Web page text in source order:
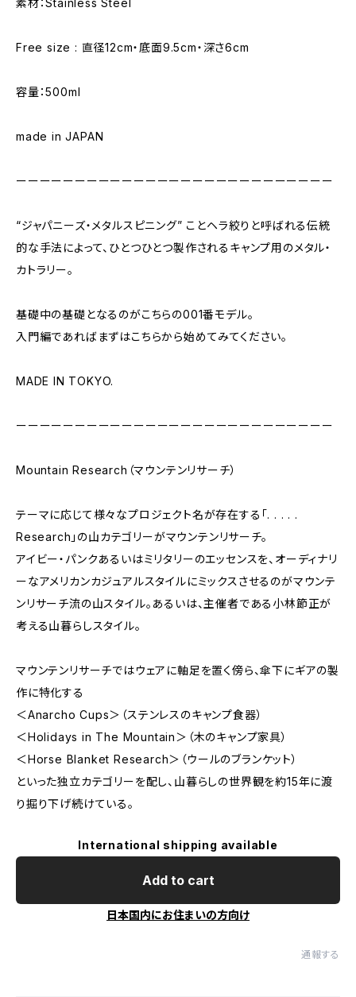
素材：Stainless Steel
Free size : 直径12cm・底面9.5cm・深さ6cm
容量：500ml
made in JAPAN
ーーーーーーーーーーーーーーーーーーーーーーーーーーー
“ジャパニーズ・メタルスピニング” ことヘラ絞りと呼ばれる伝統
的な手法によって、ひとつひとつ製作されるキャンプ用のメタル・
カトラリー。
基礎中の基礎となるのがこちらの001番モデル。
入門編であればまずはこちらから始めてみてください。
MADE IN TOKYO.
ーーーーーーーーーーーーーーーーーーーーーーーーーーー
Mountain Research（マウンテンリサーチ）
テーマに応じて様々なプロジェクト名が存在する「. . . . .
Research」の山カテゴリーがマウンテンリサーチ。
アイビー・パンクあるいはミリタリーのエッセンスを、オーディナリ
ーなアメリカンカジュアルスタイルにミックスさせるのがマウンテ
ンリサーチ流の山スタイル。あるいは、主催者である小林節正が
考える山暮らしスタイル。
マウンテンリサーチではウェアに軸足を置く傍ら、傘下にギアの製
作に特化する
＜Anarcho Cups＞（ステンレスのキャンプ食器）
＜Holidays in The Mountain＞（木のキャンプ家具）
＜Horse Blanket Research＞（ウールのブランケット）
といった独立カテゴリーを配し、山暮らしの世界観を約15年に渡
り掘り下げ続けている。
International shipping available
Add to cart
日本国内にお住まいの方向け
通報する